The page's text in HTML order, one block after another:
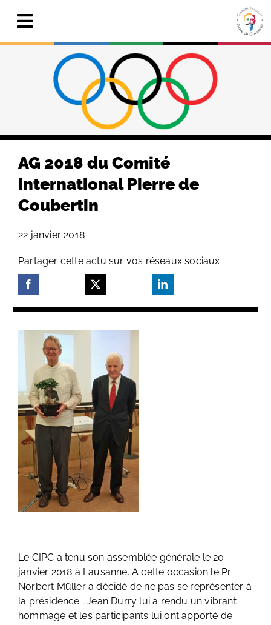
contentToggle
Navigation
Le Comité
Pierre de Coubertin
Centre de ressources
Adhérer & faire un don
Search
AG 2018 du Comité
international Pierre de
Coubertin
22 janvier 2018
Partager cette actu sur vos réseaux sociaux
Le CIPC a tenu son assemblée générale le 20
janvier 2018 à Lausanne. A cette occasion le Pr
Norbert Müller a décidé de ne pas se représenter à
la présidence ; Jean Durry lui a rendu un vibrant
hommage et les participants lui ont apporté de